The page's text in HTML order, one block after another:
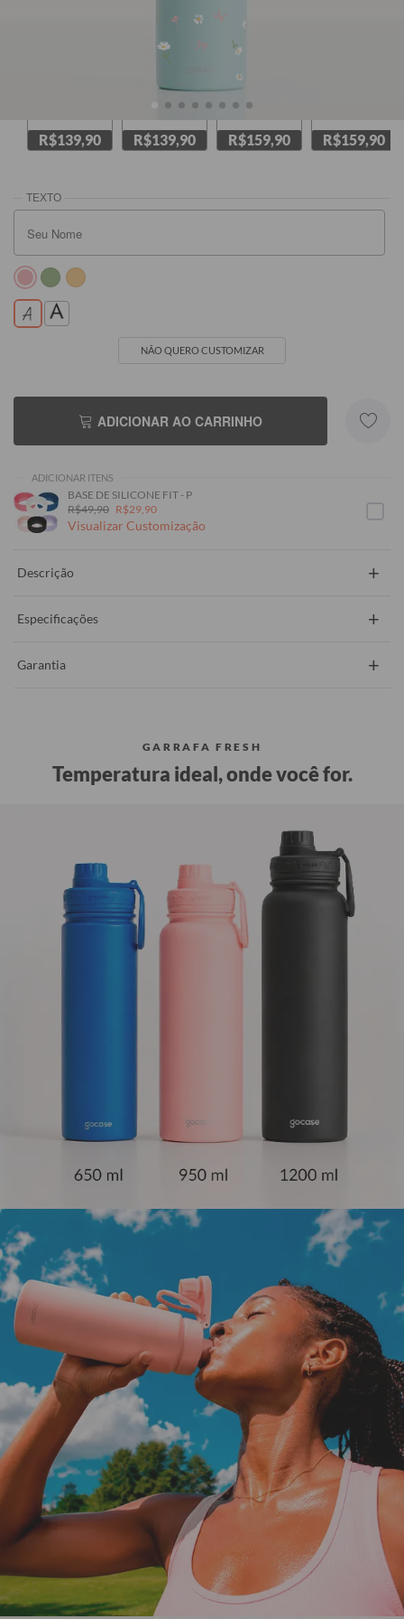
R$139,90
Amarela
R$139,90
Branca
R$159,90 R$159,90
NÃO QUERO CUSTOMIZAR
ADICIONAR AO CARRINHO
ADICIONAR ITENS
BASE DE SILICONE FIT - P
R$49,90 R$29,90
Visualizar Customização
Descrição +
Especificações +
Garantia +
GARRAFA FRESH
Temperatura ideal, onde você for.